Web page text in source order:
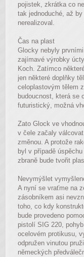
pojistek, zkrátka co
tak jednoduché, až
nerealizoval.
Čas na plast
Glocky nebyly
zajímavé výrobky
Koch. Zatímco
jen některé doplňky
celoplastovým tělem
budoucnost, která se
futuristický, možná
Zato Glock ve
v čele začaly
změnou. A protože
byl v případě
zbraně bude tvořit
Nevymýšlet
A nyní se vraťme na
zásobníkem asi
toho, co kdy
bude provedeno
pistolí SIG 220,
ocelovém protikusu,
odpružen vinutou
německých